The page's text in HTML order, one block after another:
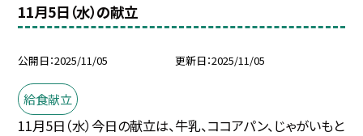
11月5日（水）の献立
公開日 2025/11/05 更新日 2025/11/05
給食献立
11月5日（水）今日の献立は、牛乳、ココアパン、じゃがいもと